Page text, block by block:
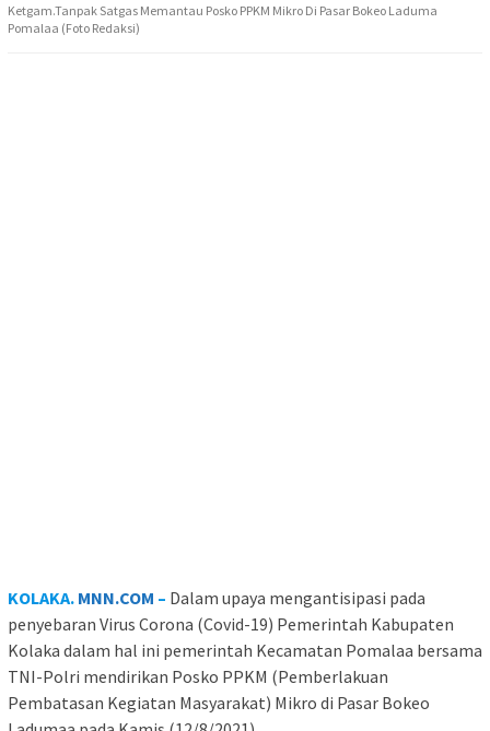
Ketgam.Tanpak Satgas Memantau Posko PPKM Mikro Di Pasar Bokeo Laduma
Pomalaa (Foto Redaksi)
KOLAKA. MNN.COM – Dalam upaya mengantisipasi pada
penyebaran Virus Corona (Covid-19) Pemerintah Kabupaten
Kolaka dalam hal ini pemerintah Kecamatan Pomalaa bersama
TNI-Polri mendirikan Posko PPKM (Pemberlakuan
Pembatasan Kegiatan Masyarakat) Mikro di Pasar Bokeo